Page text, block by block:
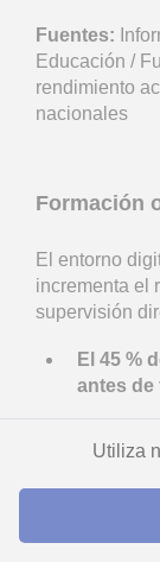
Fuentes:
Educación /
rendimiento
nacionales
Formación
El entorno
incrementa el
supervisión
El 45 %
antes de
El 34 %
Utiliza